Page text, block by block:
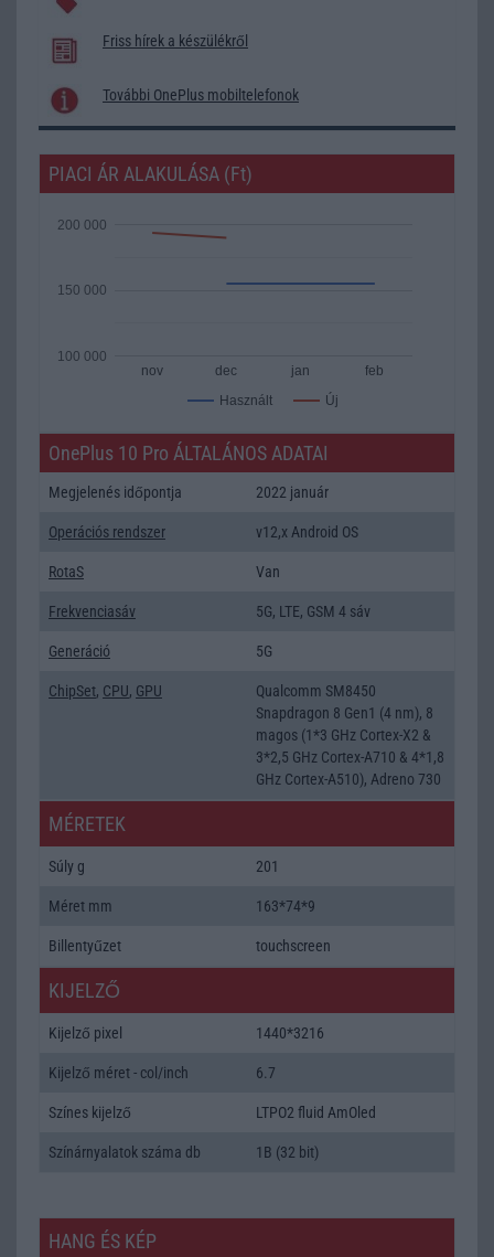
Friss hírek a készülékről
További OnePlus mobiltelefonok
PIACI ÁR ALAKULÁSA (Ft)
Használt Új
nov dec jan feb
100 000
150 000
200 000
OnePlus 10 Pro ÁLTALÁNOS ADATAI
Megjelenés időpontja 2022 január
Operációs rendszer v12,x Android OS
RotaS Van
Frekvenciasáv 5G, LTE, GSM 4 sáv
Generáció 5G
ChipSet, CPU, GPU
Qualcomm SM8450
Snapdragon 8 Gen1 (4 nm), 8
magos (1*3 GHz Cortex-X2 &
3*2,5 GHz Cortex-A710 & 4*1,8
GHz Cortex-A510), Adreno 730
MÉRETEK
Súly g 201
Méret mm 163*74*9
Billentyűzet touchscreen
KIJELZŐ
Kijelző pixel 1440*3216
Kijelző méret - col/inch 6.7
Színes kijelző LTPO2 fluid AmOled
Színárnyalatok száma db 1B (32 bit)
HANG ÉS KÉP